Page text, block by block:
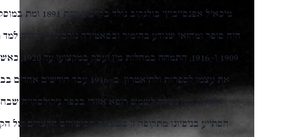
היה סופר ומחזאי שנודע בהומור ובסאטירה נוקבת. בולגקוב
1909 ו-1916,
את עצמו לספרות ולתיאטרון. ב-1916 עבד
ולאחר מכן נשלח לשמש רופא אזורי בכפר ניקולסקויה
הסתייע בניסיונו מתקופה זו בכתיבת הסיפורים הקצרים של